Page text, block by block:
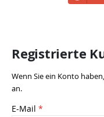
Registrierte
Wenn Sie ein Konto
an.
E-Mail